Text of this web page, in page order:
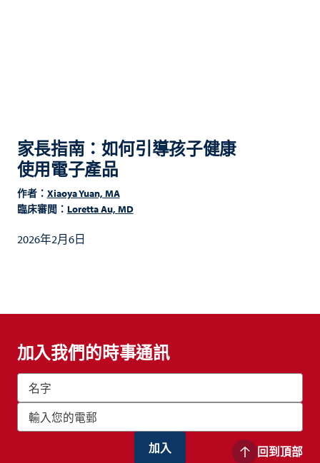
家長指南：如何引導孩子健康
使用電子產品
作者： Xiaoya Yuan, MA
臨床審閲： Loretta Au, MD
2026年2月6日
加入我們的時事通訊
回到頂部